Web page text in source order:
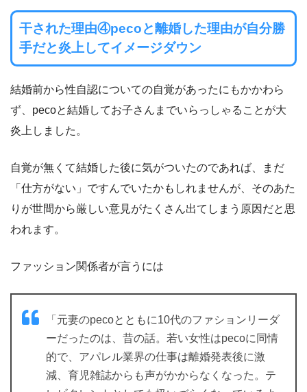
干された理由④pecoと離婚した理由が自分勝
手だと炎上してイメージダウン
結婚前から性自認についての自覚があったにもかかわら
ず、pecoと結婚してお子さんまでいらっしゃることが大
炎上しました。
自覚が無くて結婚した後に気がついたのであれば、まだ
「仕方がない」ですんでいたかもしれませんが、そのあた
りが世間から厳しい意見がたくさん出てしまう原因だと思
われます。
ファッション関係者が言うには
「元妻のpecoとともに10代のファションリーダ
ーだったのは、昔の話。若い女性はpecoに同情
的で、アパレル業界の仕事は離婚発表後に激
減、育児雑誌からも声がかからなくなった。テ